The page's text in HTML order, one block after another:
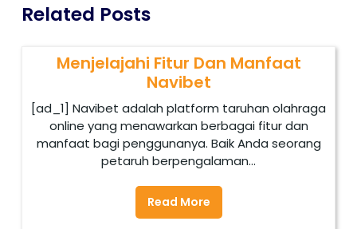
Related Posts
Menjelajahi Fitur Dan Manfaat
Navibet
[ad_1] Navibet adalah platform taruhan olahraga
online yang menawarkan berbagai fitur dan
manfaat bagi penggunanya. Baik Anda seorang
petaruh berpengalaman...
Read More